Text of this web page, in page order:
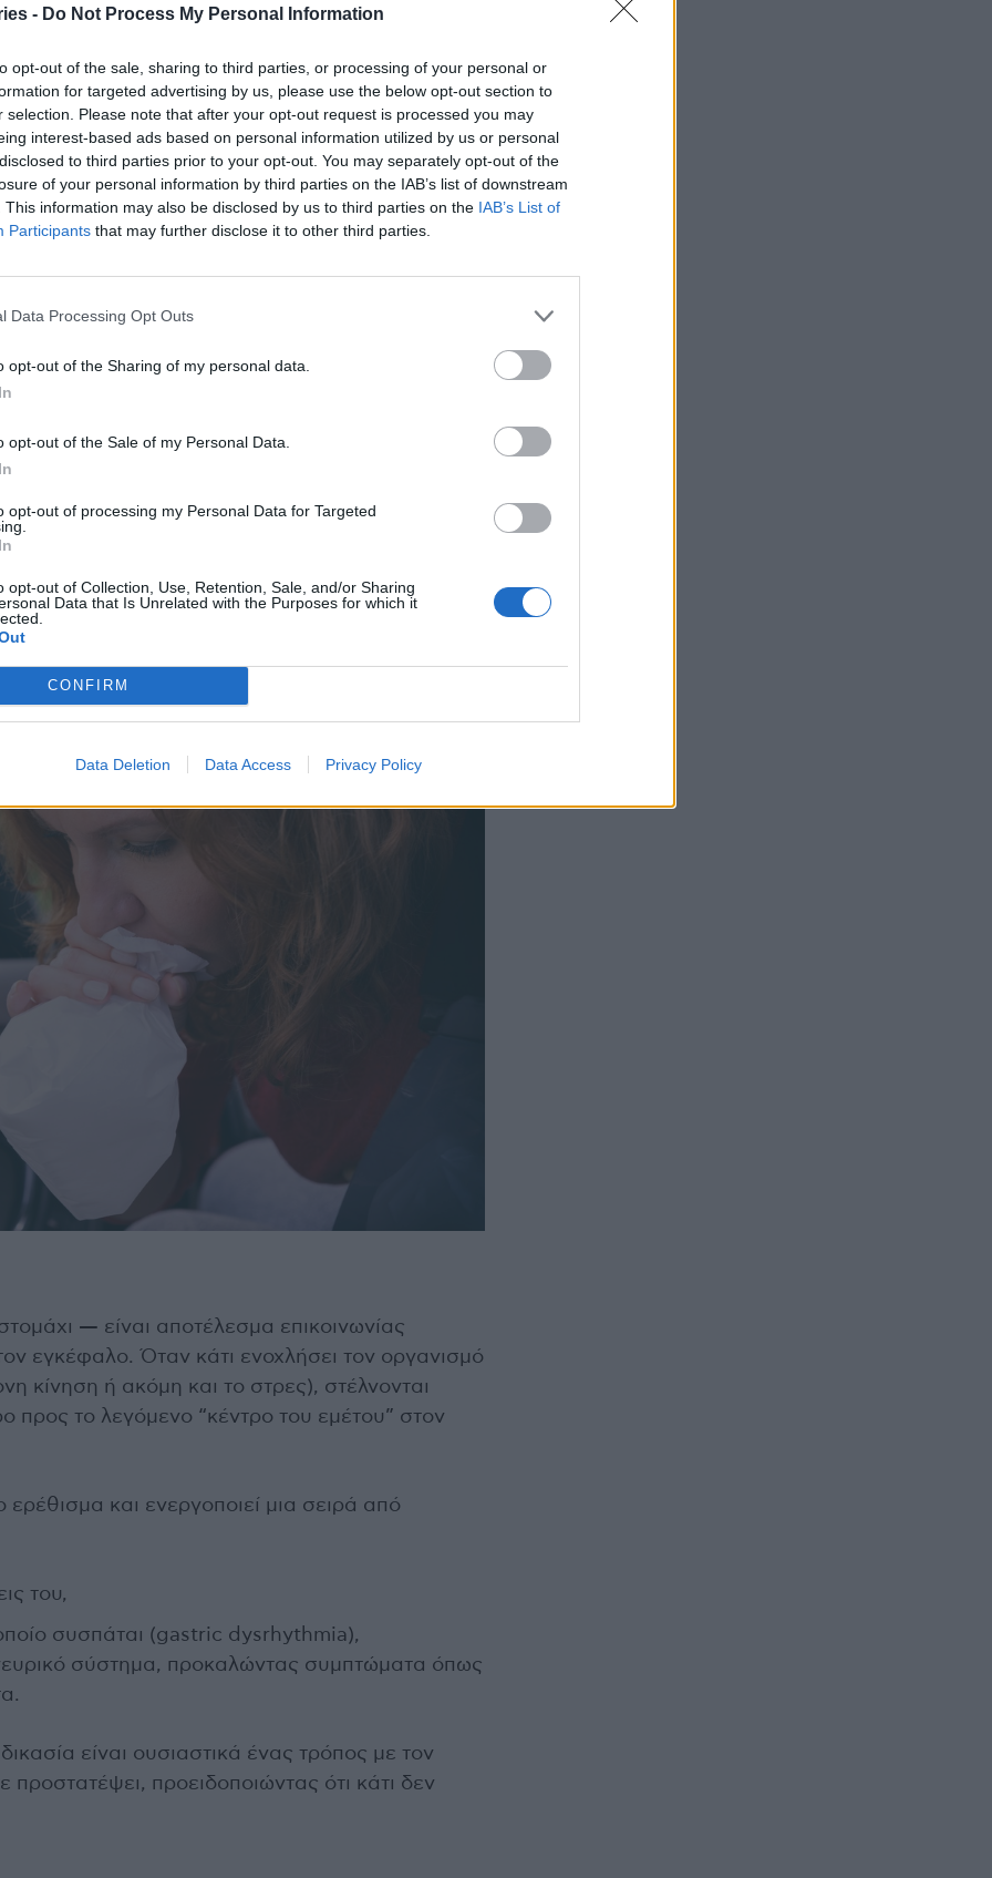
- Do Not Process My Personal Information
opt-out of the sale, sharing to third parties, or processing of your personal or
for targeted advertising by us, please use the below opt-out section to
selection. Please note that after your opt-out request is processed you may
interest-based ads based on personal information utilized by us or personal
to third parties prior to your opt-out. You may separately opt-out of the
of your personal information by third parties on the IAB’s list of downstream
This information may also be disclosed by us to third parties on the IAB’s List of
Participants that may further disclose it to other third parties.
Data Processing Opt Outs
opt-out of the Sharing of my personal data.
opt-out of the Sale of my Personal Data.
opt-out of processing my Personal Data for Targeted
opt-out of Collection, Use, Retention, Sale, and/or Sharing
Data that Is Unrelated with the Purposes for which it
CONFIRM
Data Deletion Data Access Privacy Policy
— συχνά είναι απλώς το σήμα του
αιτίες, όπως:
καλά στο στομάχι(π.χ. βαριά ή χαλασμένα
(π.χ. σε αυτοκίνητο, πλοίο ή αεροπλάνο)
του πρώτου τριμήνου
ή χημειοθεραπεία
του εντέρου
άμεσα το πεπτικό σύστημα
το αίσθημα δυσφορίας.
— είναι αποτέλεσμα επικοινωνίας
εγκέφαλο. Όταν κάτι ενοχλήσει τον οργανισμό
κίνηση ή ακόμη και το στρες), στέλνονται
προς το λεγόμενο “κέντρο του εμέτου” στον
και ενεργοποιεί μια σειρά από
του,
συσπάται (gastric dysrhythmia),
σύστημα, προκαλώντας συμπτώματα όπως
είναι ουσιαστικά ένας τρόπος με τον
προειδοποιώντας ότι κάτι δεν